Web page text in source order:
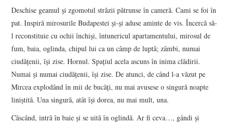
Deschise geamul şi zgomotul străzii pătrunse în cameră. Cami se foi în
pat. Inspiră mirosurile Budapestei şi-şi aduse aminte de vis. Încercă să-
l reconstituie cu ochii închişi, întunericul apartamentului, mirosul de
fum, baia, oglinda, chipul lui ca un câmp de luptă; zâmbi, numai
ciudăţenii, îşi zise. Hornul. Spaţiul acela ascuns în inima clădirii.
Numai şi numai ciudăţenii, îşi zise. De atunci, de când l-a văzut pe
Mircea explodând în mii de bucăţi, nu mai avusese o singură noapte
liniştită. Una singură, atât îşi dorea, nu mai mult, una.
Căscând, intră în baie şi se uită în oglindă. Ar fi ceva…, gândi şi